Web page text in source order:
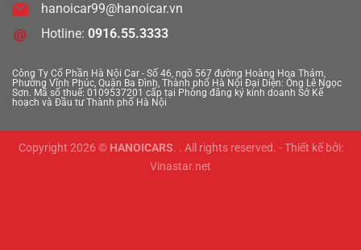
hanoicar99@hanoicar.vn
Hotline: 0916.55.3333
Công Ty Cổ Phần Hà Nội Car - Số 46, ngõ 567 đường Hoàng Hoa Thám,
Phường Vĩnh Phúc, Quận Ba Đình, Thành phố Hà Nội Đại Diện: Ông Lê Ngọc
Sơn. Mã số thuế: 0109537201 cấp tại Phòng đăng ký kinh doanh Sở Kế
hoạch và Đầu tư Thành phố Hà Nội
Copyright 2026 © HANOICARS. . All rights reserved. - Thiết kế bởi:
Vinastar.net